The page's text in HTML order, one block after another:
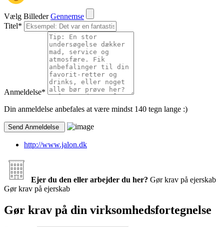
Vælg Billeder Gennemse
Titel*
Anmeldelse*
Din anmeldelse anbefales at være mindst 140 tegn lange :)
http://www.jalon.dk
Ejer du den eller arbejder du her? Gør krav på ejerskab
Gør krav på ejerskab
Gør krav på din virksomhedsfortegnelse